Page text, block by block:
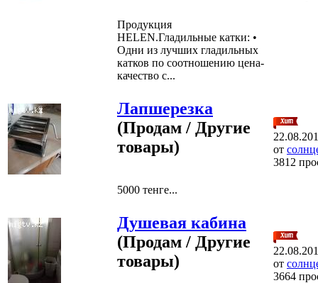
Продукция
HELEN.Гладильные катки: •
Одни из лучших гладильных
катков по соотношению цена-
качество с...
Лапшерезка
(Продам / Другие
товары)
5000 тенге...
от
3812
Душевая кабина
(Продам / Другие
товары)
от
3664